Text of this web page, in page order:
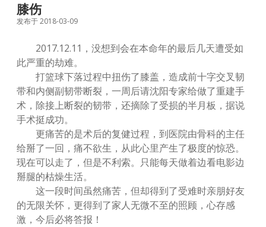
膝伤
发布于 2018-03-09
2017.12.11，没想到会在本命年的最后几天遭受如
此严重的劫难。
打篮球下落过程中扭伤了膝盖，造成前十字交叉韧
带和内侧副韧带断裂，一周后请沈阳专家给做了重建手
术，除接上断裂的韧带，还摘除了受损的半月板，据说
手术挺成功。
更痛苦的是术后的复健过程，到医院由骨科的主任
给掰了一回，痛不欲生，从此心里产生了极度的惊恐。
现在可以走了，但是不利索。只能每天做着边看电影边
掰腿的枯燥生活。
这一段时间虽然痛苦，但却得到了受难时亲朋好友
的无限关怀，更得到了家人无微不至的照顾，心存感
激，今后必将答报！